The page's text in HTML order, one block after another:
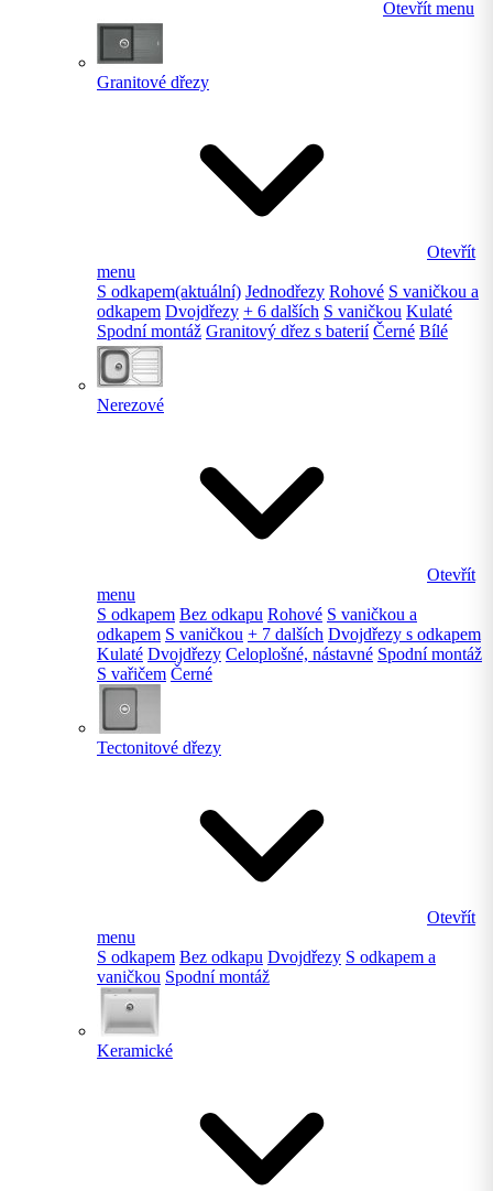
Otevřít menu
Granitové dřezy
Otevřít
menu
S odkapem(aktuální) Jednodřezy Rohové S vaničkou a
odkapem Dvojdřezy + 6 dalších S vaničkou Kulaté
Spodní montáž Granitový dřez s baterií Černé Bílé
Nerezové
Otevřít
menu
S odkapem Bez odkapu Rohové S vaničkou a
odkapem S vaničkou + 7 dalších Dvojdřezy s odkapem
Kulaté Dvojdřezy Celoplošné, nástavné Spodní montáž
S vařičem Černé
Tectonitové dřezy
Otevřít
menu
S odkapem Bez odkapu Dvojdřezy S odkapem a
vaničkou Spodní montáž
Keramické